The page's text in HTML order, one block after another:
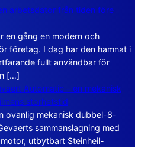
arbetsdator från tiden före
en gång en modern och
företag. I dag har den hamnat i
fullt användbar för
[…]
Automatic – en mekanisk
storhetstid
ovanlig mekanisk dubbel-8-
sammanslagning med
utbytbart Steinheil-